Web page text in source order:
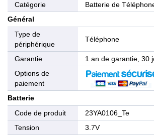
Catégorie
Batterie de
Général
Type de
périphérique
Téléphone
Garantie
1 an de garantie, 30
Options de
paiement
Batterie
Code de produit
23YA0106_Te
Tension
3.7V